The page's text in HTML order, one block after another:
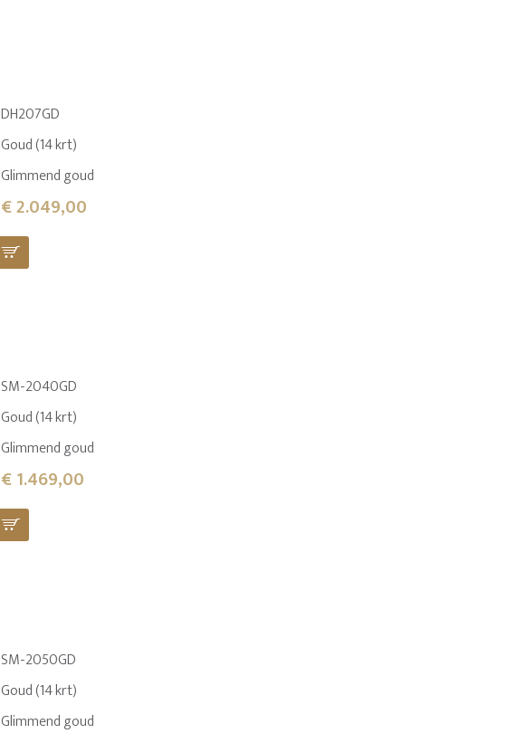
DH207GD
Goud (14 krt)
Glimmend goud
€ 2.049,00
SM-2040GD
Goud (14 krt)
Glimmend goud
€ 1.469,00
SM-2050GD
Goud (14 krt)
Glimmend goud